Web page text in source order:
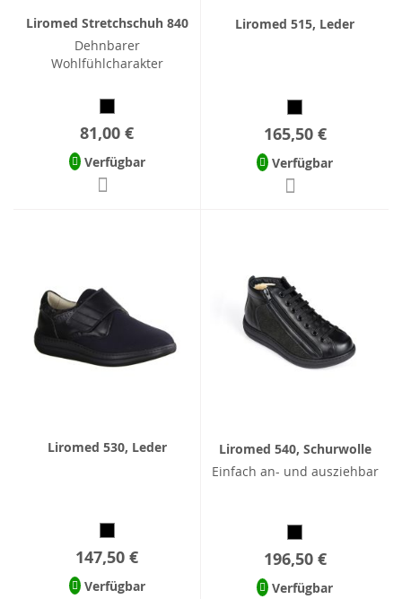
Liromed Stretchschuh 840
Dehnbarer
Wohlfühlcharakter
81,00 €
Verfügbar
Liromed 515, Leder
165,50 €
Verfügbar
Liromed 530, Leder
147,50 €
Verfügbar
Liromed 540, Schurwolle
Einfach an- und ausziehbar
196,50 €
Verfügbar